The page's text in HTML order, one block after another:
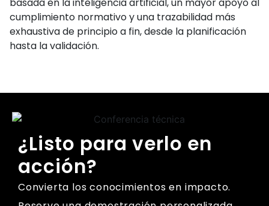
basada en la inteligencia artificial, un mayor apoyo al
cumplimiento normativo y una trazabilidad más
exhaustiva de principio a fin, desde la planificación
hasta la validación.
¿Listo para verlo en
acción?
Convierta los conocimientos en impacto.